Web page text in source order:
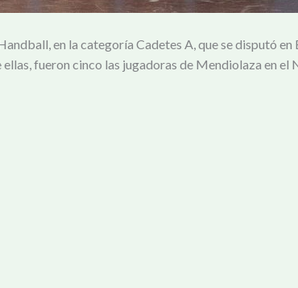
en la categoría Cadetes A, que se disputó
fueron cinco las jugadoras de Mendiolaza en el